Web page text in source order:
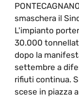
smaschera il
L'impianto
30.000
dopo la
settembre a
rifiuti continua.
scese in piazza